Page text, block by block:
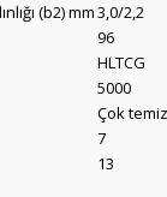
(b2) mm3,0/2,2
96
HLTCG
5000
Çok
7
13